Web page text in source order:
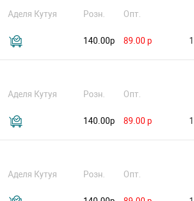
Аделя Кутуя Розн. Опт.
140.00р 89.00 р
Аделя Кутуя Розн. Опт.
140.00р 89.00 р
Аделя Кутуя Розн. Опт.